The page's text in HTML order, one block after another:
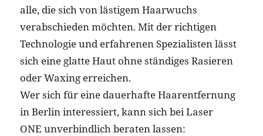
alle, die sich von lästigem Haarwuchs
verabschieden möchten. Mit der richtigen
Technologie und erfahrenen Spezialisten lässt
sich eine glatte Haut ohne ständiges Rasieren
oder Waxing erreichen.
Wer sich für eine dauerhafte Haarentfernung
in Berlin interessiert, kann sich bei Laser
ONE unverbindlich beraten lassen: